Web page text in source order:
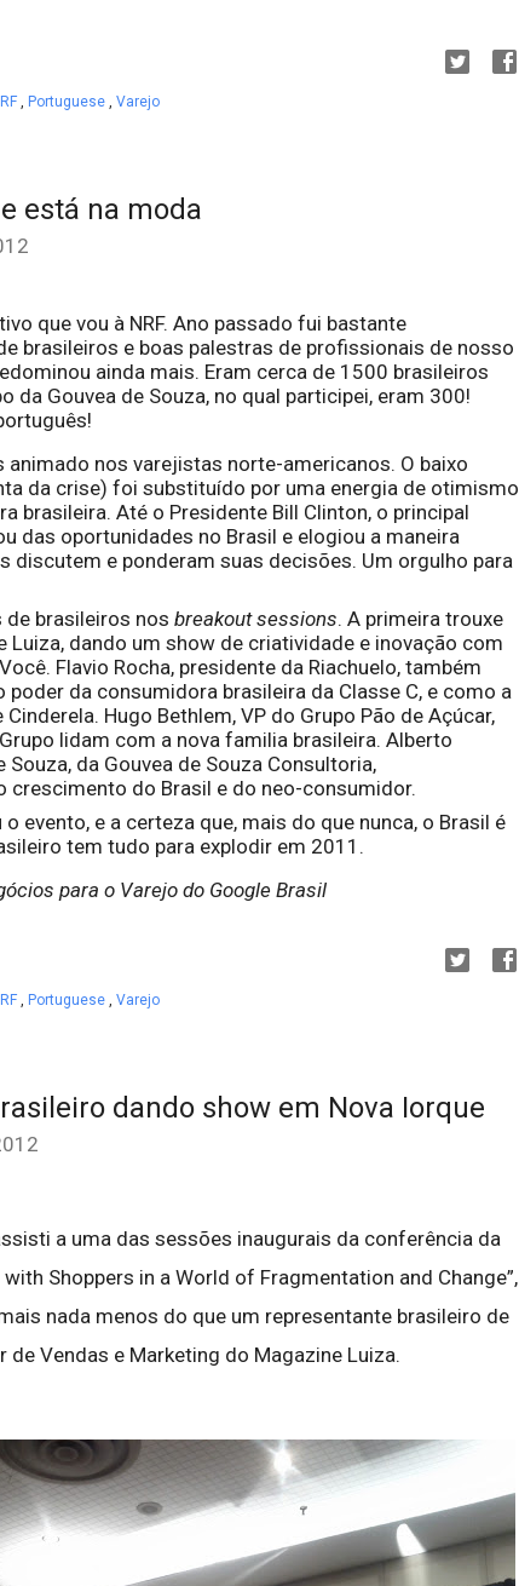
, Portuguese , Varejo
está na moda
que vou à NRF. Ano passado fui bastante
brasileiros e boas palestras de profissionais de nosso
ainda mais. Eram cerca de 1500 brasileiros
da Gouvea de Souza, no qual participei, eram 300!
animado nos varejistas norte-americanos. O baixo
da crise) foi substituído por uma energia de otimismo
das oportunidades no Brasil e elogiou a maneira
discutem e ponderam suas decisões. Um orgulho para
brasileiros nos breakout sessions. A primeira trouxe
Luiza, dando um show de criatividade e inovação com
Flavio Rocha, presidente da Riachuelo, também
da consumidora brasileira da Classe C, e como a
Hugo Bethlem, VP do Grupo Pão de Açúcar,
lidam com a nova familia brasileira. Alberto
da Gouvea de Souza Consultoria,
crescimento do Brasil e do neo-consumidor.
evento, e a certeza que, mais do que nunca, o Brasil é
tem tudo para explodir em 2011.
para o Varejo do Google Brasil
, Portuguese , Varejo
dando show em Nova Iorque
a uma das sessões inaugurais da conferência da
with Shoppers in a World of Fragmentation and Change”,
nada menos do que um representante brasileiro de
de Vendas e Marketing do Magazine Luiza.